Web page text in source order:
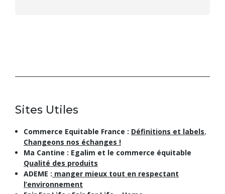
Sites Utiles
Commerce Equitable France : Définitions et labels,
Changeons nos échanges !
Ma Cantine : Egalim et le commerce équitable
Qualité des produits
ADEME : manger mieux tout en respectant
l’environnement